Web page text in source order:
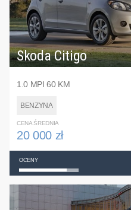
Skoda Citigo
1.0 MPI 60 KM
BENZYNA
CENA ŚREDNIA
20 000 zł
OCENY